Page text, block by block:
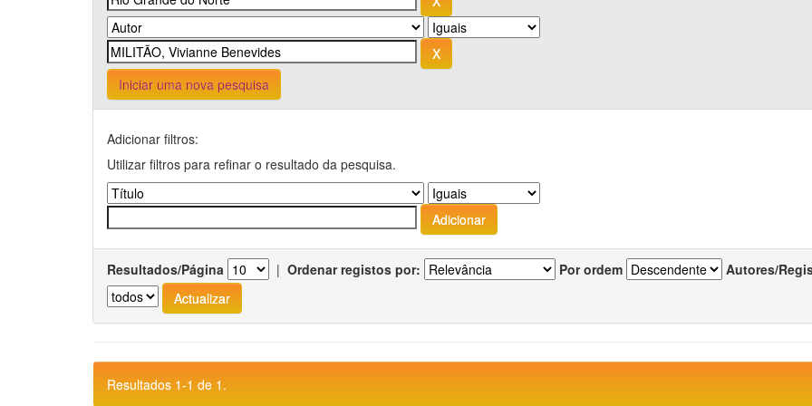
Iniciar uma nova pesquisa
Adicionar filtros:
Utilizar filtros para refinar o resultado da pesquisa.
Resultados/Página | Ordenar registos por: Por ordem Autores/
Resultados 1-1 de 1.